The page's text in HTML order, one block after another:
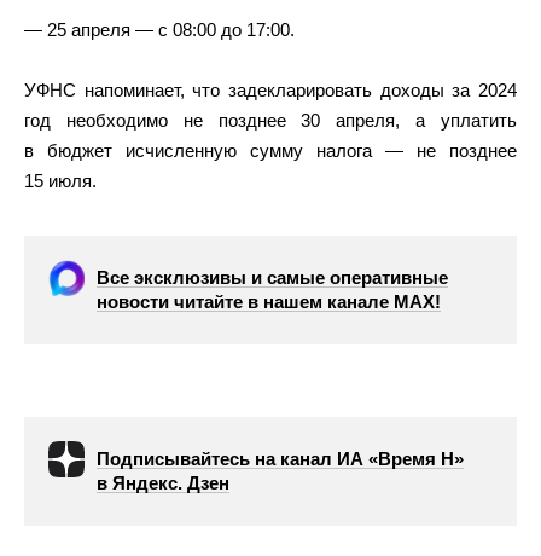
— 25 апреля — с 08:00 до 17:00.
УФНС напоминает, что задекларировать доходы за 2024
год необходимо не позднее 30 апреля, а уплатить
в бюджет исчисленную сумму налога — не позднее
15 июля.
Все эксклюзивы и самые оперативные
новости читайте в нашем канале МАХ!
Подписывайтесь на канал ИА «Время Н»
в Яндекс. Дзен